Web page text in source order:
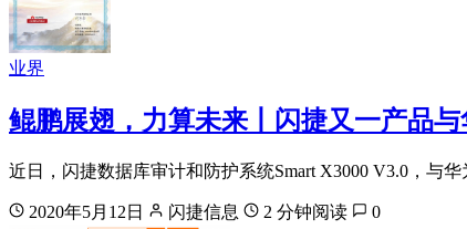
业界
鲲鹏展翅，力算未来丨闪捷又一产品
近日，闪捷数据库审计和防护系统Smart X3000 V3.0，与
2020年5月12日 闪捷信息 2 分钟阅读 0